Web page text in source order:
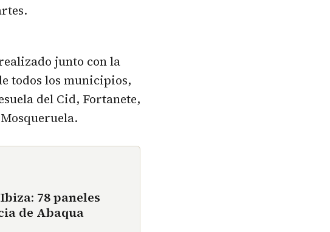
junto con la
todos los municipios,
del Cid, Fortanete,
78 paneles
de Abaqua